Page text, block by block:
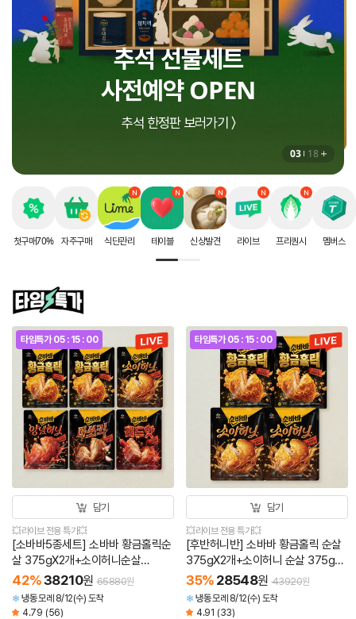
추석 선물세트
사전예약 OPEN
추석 한정판 보러가기 〉
오늘만 이 가격
라방 구성 그대로
15% 중복할인 적용 〉
인생에 딱 한번 받는
할인 혜택
첫구매 70% 할인 받으러가기 〉
03 18
첫구매70% 자주구매 식단관리 테이블 신상발견 라이브 프리퀀시 멤버스
타임특가 05 : 14 : 58
담기
💥라이브 전용 특가💥
[소바바5종세트] 소바바 황금홀릭순
살 375gX2개+소이허니순살
375g+양념허니순살 375g+마쏘킥
순살 375g+레드핫순살 375g(총 6
개)
42%38210원 65880원
냉동 모레 8/12(수) 도착
4.79 (56)
타임특가 05 : 14 : 58
담기
💥라이브 전용 특가💥
[후반허니반] 소바바 황금홀릭 순살
375gX2개+소이허니 순살 375gX2
개(총 4개)
35% 28548원 43920원
냉동 모레 8/12(수) 도착
4.91 (33)